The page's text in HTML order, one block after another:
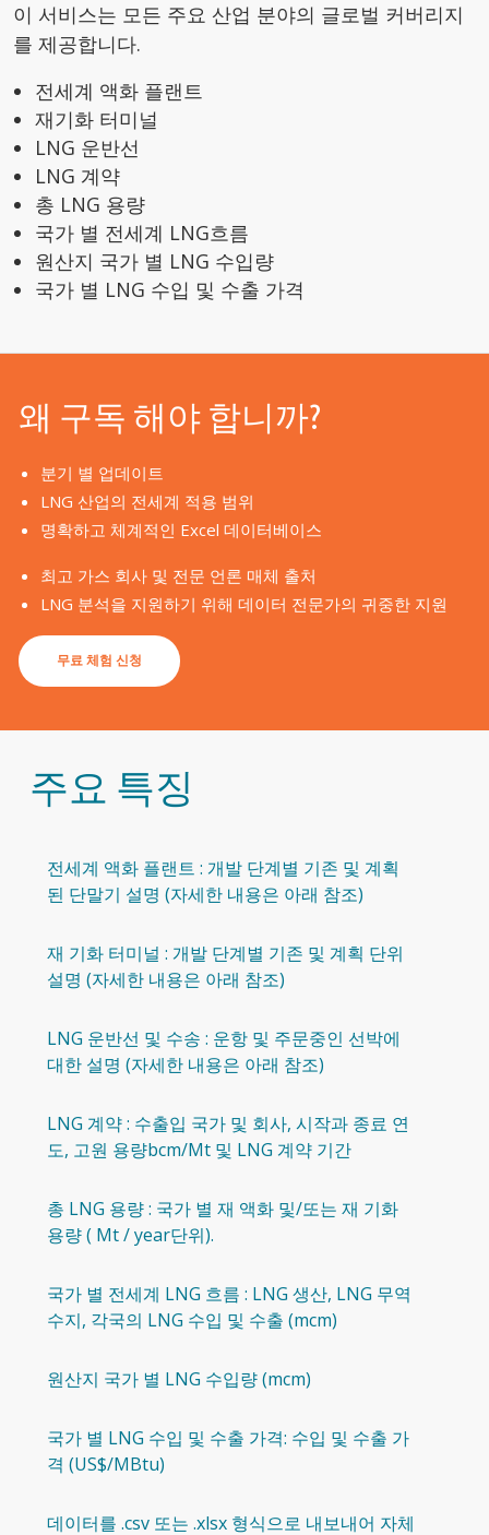
이 서비스는 모든 주요 산업 분야의 글로벌 커버리지
를 제공합니다.
전세계 액화 플랜트
재기화 터미널
LNG 운반선
LNG 계약
총 LNG 용량
국가 별 전세계 LNG흐름
원산지 국가 별 LNG 수입량
국가 별 LNG 수입 및 수출 가격
왜 구독 해야 합니까?
분기 별 업데이트
LNG 산업의 전세계 적용 범위
명확하고 체계적인 Excel 데이터베이스
최고 가스 회사 및 전문 언론 매체 출처
LNG 분석을 지원하기 위해 데이터 전문가의 귀중한 지원
무료 체험 신청
주요 특징
전세계 액화 플랜트 : 개발 단계별 기존 및 계획
된 단말기 설명 (자세한 내용은 아래 참조)
재 기화 터미널 : 개발 단계별 기존 및 계획 단위
설명 (자세한 내용은 아래 참조)
LNG 운반선 및 수송 : 운항 및 주문중인 선박에
대한 설명 (자세한 내용은 아래 참조)
LNG 계약 : 수출입 국가 및 회사, 시작과 종료 연
도, 고원 용량bcm/Mt 및 LNG 계약 기간
총 LNG 용량 : 국가 별 재 액화 및/또는 재 기화
용량 ( Mt / year단위).
국가 별 전세계 LNG 흐름 : LNG 생산, LNG 무역
수지, 각국의 LNG 수입 및 수출 (mcm)
원산지 국가 별 LNG 수입량 (mcm)
국가 별 LNG 수입 및 수출 가격: 수입 및 수출 가
격 (US$/MBtu)
데이터를 .csv 또는 .xlsx 형식으로 내보내어 자체